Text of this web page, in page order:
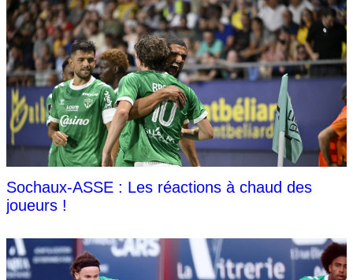
Sochaux-ASSE : Les réactions à chaud des
joueurs !